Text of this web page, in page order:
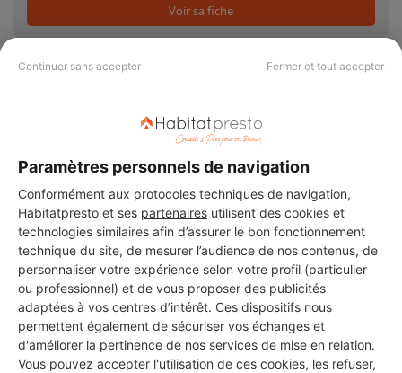
Continuer sans accepter Fermer et tout accepter
Paramètres personnels de navigation
Conformément aux protocoles techniques de navigation,
Habitatpresto et ses partenaires utilisent des cookies et
technologies similaires afin d’assurer le bon fonctionnement
technique du site, de mesurer l’audience de nos contenus, de
personnaliser votre expérience selon votre profil (particulier
ou professionnel) et de vous proposer des publicités
adaptées à vos centres d’intérêt. Ces dispositifs nous
permettent également de sécuriser vos échanges et
d'améliorer la pertinence de nos services de mise en relation.
Vous pouvez accepter l'utilisation de ces cookies, les refuser,
Voir sa fiche
PAS LE TEMPS DE
CHERCHER ?
Vous souhaitez réaliser des travaux et ne savez quel professionnel
choisir ? Demandez des devis travauxauprès de notre réseau de 5 000
professionnels partout en France.